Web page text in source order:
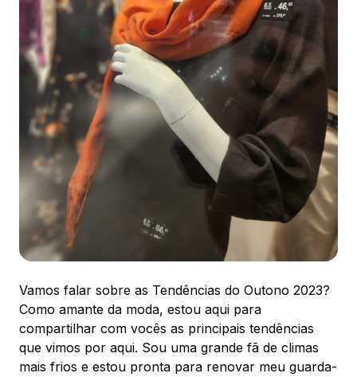
Ver local
Chamar Uber
CONTATO
(47) 3348-4609
Comodidades Eventos Cinema
Vitrine virtual
Vamos falar sobre as Tendências do Outono 2023?
Como amante da moda, estou aqui para
compartilhar com vocês as principais tendências
que vimos por aqui. Sou uma grande fã de climas
mais frios e estou pronta para renovar meu guarda-